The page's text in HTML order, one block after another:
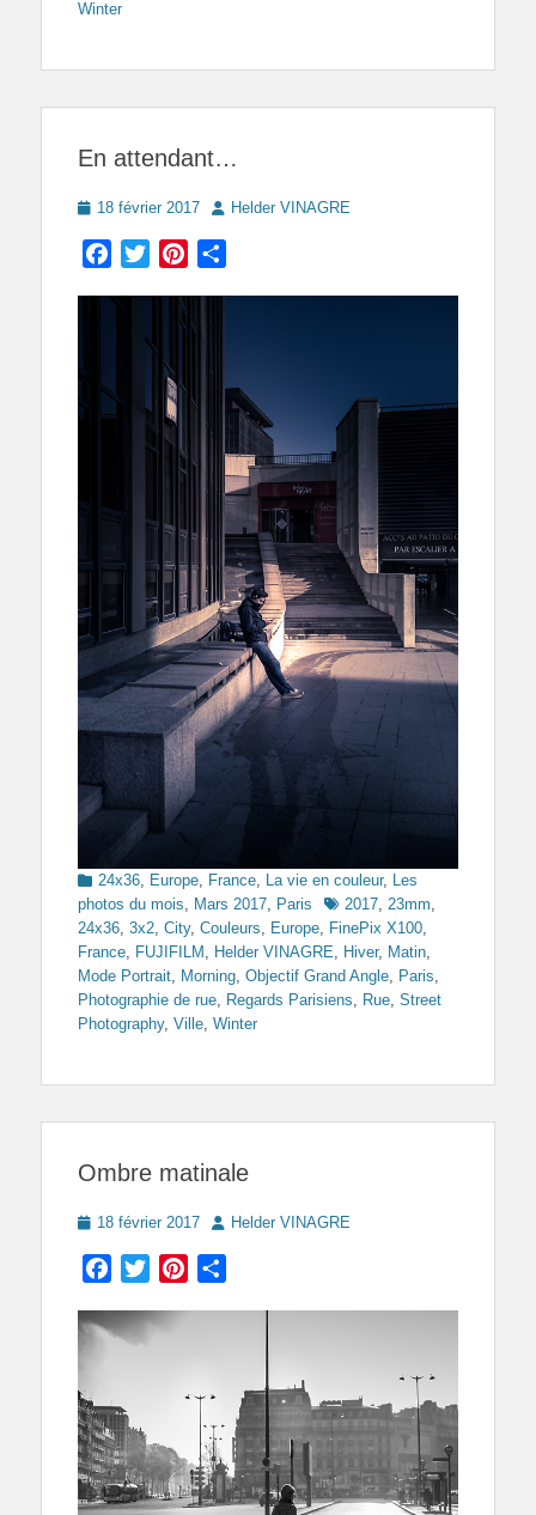
Winter
En attendant…
Posted
18 février 2017 AuthorHelder VINAGRE
Facebook
TwitterPinterest
Categories
24x36 Europe France La vie en couleur, Les
photos du mois
Mars 2017 Paris Tags2017 23mm
24x36 3x2 City, Couleurs Europe FinePix X100
France FUJIFILM Helder VINAGRE Hiver, Matin
Mode Portrait Morning Objectif Grand Angle Paris
Photographie de rue Regards Parisiens Rue Street
Photography, Ville Winter
Ombre matinale
Posted
18 février 2017 AuthorHelder VINAGRE
Facebook
TwitterPinterest